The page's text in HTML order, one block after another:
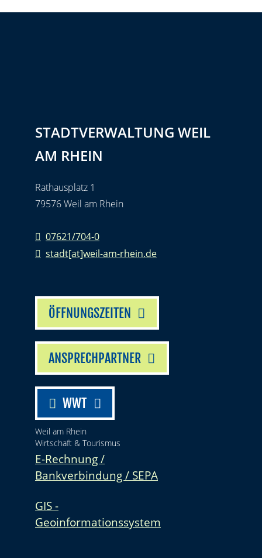
STADTVERWALTUNG WEIL
AM RHEIN
Rathausplatz 1
79576 Weil am Rhein
07621/704-0
stadt[at]weil-am-rhein.de
ÖFFNUNGSZEITEN
ANSPRECHPARTNER
WWT
Weil am Rhein
Wirtschaft & Tourismus
E-Rechnung /
Bankverbindung / SEPA
GIS -
Geoinformationssystem